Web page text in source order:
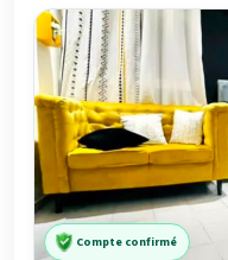
Compte confirmé